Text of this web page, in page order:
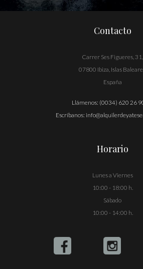
Contacto
Carrer Ses Figueres, 31,
07800 Ibiza, Islas
España
Llámenos: (0034) 620 26
Escríbanos:
Horario
Lunes a Viernes
10:00 - 18:00 h.
Sábado
10:00 - 14:00 h.